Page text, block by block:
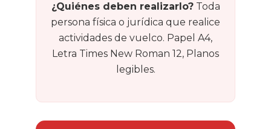
¿Quiénes deben realizarlo?Toda
persona física o jurídica que realice
actividades de vuelco. Papel A4,
Letra Times New Roman 12, Planos
legibles.